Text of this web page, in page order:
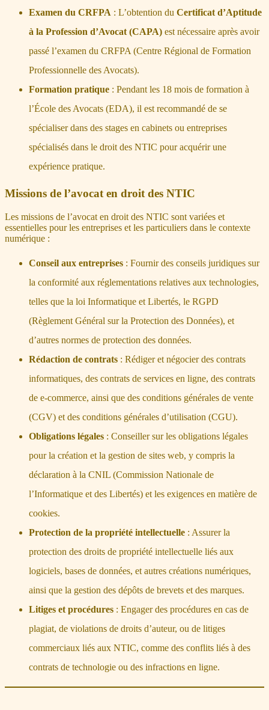
Examen du CRFPA : L’obtention du Certificat d’Aptitude
à la Profession d’Avocat (CAPA) est nécessaire après avoir
passé l’examen du CRFPA (Centre Régional de Formation
Professionnelle des Avocats).
Formation pratique : Pendant les 18 mois de formation à
l’École des Avocats (EDA), il est recommandé de se
spécialiser dans des stages en cabinets ou entreprises
spécialisés dans le droit des NTIC pour acquérir une
expérience pratique.
Missions de l’avocat en droit des NTIC
Les missions de l’avocat en droit des NTIC sont variées et
essentielles pour les entreprises et les particuliers dans le contexte
numérique :
Conseil aux entreprises : Fournir des conseils juridiques sur
la conformité aux réglementations relatives aux technologies,
telles que la loi Informatique et Libertés, le RGPD
(Règlement Général sur la Protection des Données), et
d’autres normes de protection des données.
Rédaction de contrats : Rédiger et négocier des contrats
informatiques, des contrats de services en ligne, des contrats
de e-commerce, ainsi que des conditions générales de vente
(CGV) et des conditions générales d’utilisation (CGU).
Obligations légales : Conseiller sur les obligations légales
pour la création et la gestion de sites web, y compris la
déclaration à la CNIL (Commission Nationale de
l’Informatique et des Libertés) et les exigences en matière de
cookies.
Protection de la propriété intellectuelle : Assurer la
protection des droits de propriété intellectuelle liés aux
logiciels, bases de données, et autres créations numériques,
ainsi que la gestion des dépôts de brevets et des marques.
Litiges et procédures : Engager des procédures en cas de
plagiat, de violations de droits d’auteur, ou de litiges
commerciaux liés aux NTIC, comme des conflits liés à des
contrats de technologie ou des infractions en ligne.